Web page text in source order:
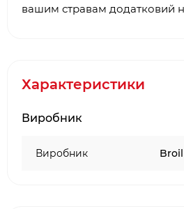
вашим стравам додатковий
Характеристики
Виробник
Виробник